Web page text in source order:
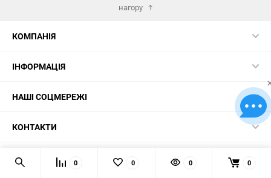
нагору
КОМПАНІЯ
ІНФОРМАЦІЯ
НАШІ СОЦМЕРЕЖІ
КОНТАКТИ
© 2026 Картини за номерами – найкращий вибір в Україні!
0 0 0 0